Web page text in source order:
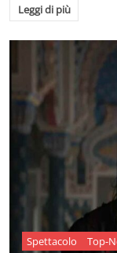
Leggi di più
Spettacolo Top-